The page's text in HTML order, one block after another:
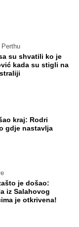
Perthu
su shvatili ko je
kada su stigli na
kraj: Rodri
gdje nastavlja
je došao:
iz Salahovog
je otkrivena!